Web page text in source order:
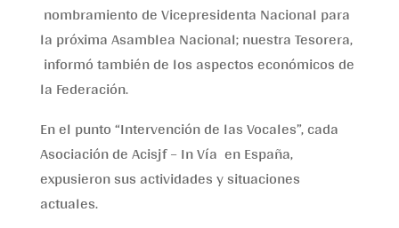
nombramiento de Vicepresidenta Nacional para
la próxima Asamblea Nacional; nuestra Tesorera,
informó también de los aspectos económicos de
la Federación.
En el punto “Intervención de las Vocales”, cada
Asociación de Acisjf – In Vía en España,
expusieron sus actividades y situaciones
actuales.